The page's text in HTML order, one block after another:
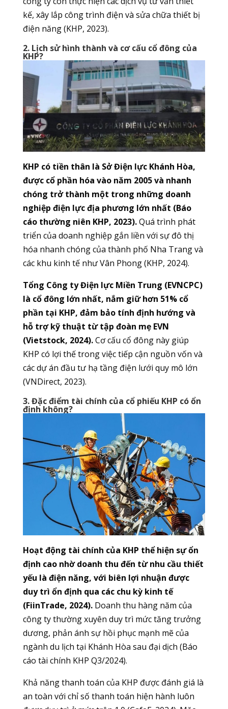
kế, xây lắp công trình điện và sửa chữa thiết bị
điện năng (KHP, 2023).
2. Lịch sử hình thành và cơ cấu cổ đông của
KHP?
KHP có tiền thân là Sở Điện lực Khánh Hòa,
được cổ phần hóa vào năm 2005 và nhanh
chóng trở thành một trong những doanh
nghiệp điện lực địa phương lớn nhất (Báo
cáo thường niên KHP, 2023).Quá trình phát
triển của doanh nghiệp gắn liền với sự đô thị
hóa nhanh chóng của thành phố Nha Trang và
các khu kinh tế như Vân Phong (KHP, 2024).
Tổng Công ty Điện lực Miền Trung (EVNCPC)
là cổ đông lớn nhất, nắm giữ hơn 51% cổ
phần tại KHP, đảm bảo tính định hướng và
hỗ trợ kỹ thuật từ tập đoàn mẹ EVN
(Vietstock, 2024).Cơ cấu cổ đông này giúp
KHP có lợi thế trong việc tiếp cận nguồn vốn và
các dự án đầu tư hạ tầng điện lưới quy mô lớn
(VNDirect, 2023).
3. Đặc điểm tài chính của cổ phiếu KHP có ổn
định không?
Hoạt động tài chính của KHP thể hiện sự ổn
định cao nhờ doanh thu đến từ nhu cầu thiết
yếu là điện năng, với biên lợi nhuận được
duy trì ổn định qua các chu kỳ kinh tế
(FiinTrade, 2024).Doanh thu hàng năm của
công ty thường xuyên duy trì mức tăng trưởng
dương, phản ánh sự hồi phục mạnh mẽ của
ngành du lịch tại Khánh Hòa sau đại dịch (Báo
cáo tài chính KHP Q3/2024).
Khả năng thanh toán của KHP được đánh giá là
an toàn với chỉ số thanh toán hiện hành luôn